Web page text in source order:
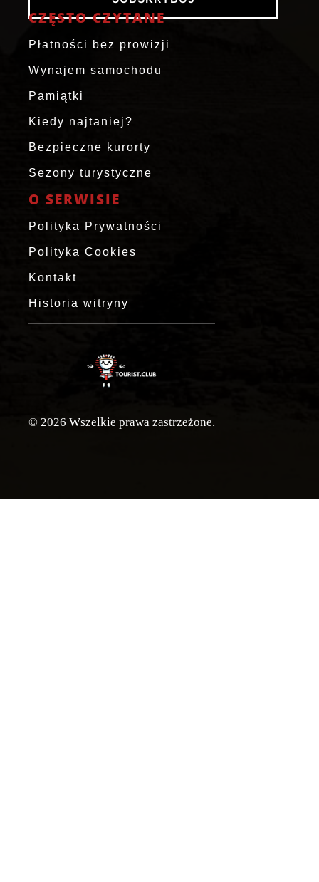
CZĘSTO CZYTANE
Płatności bez prowizji
Wynajem samochodu
Pamiątki
Kiedy najtaniej?
Bezpieczne kurorty
Sezony turystyczne
O SERWISIE
Polityka Prywatności
Polityka Cookies
Kontakt
Historia witryny
© 2026 Wszelkie prawa zastrzeżone.